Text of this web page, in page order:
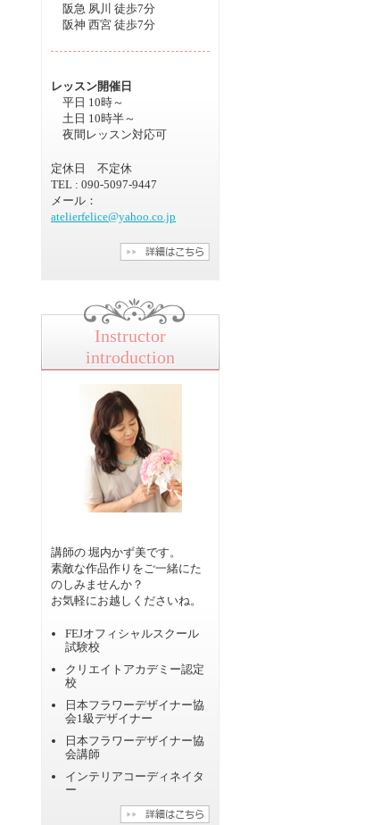
阪急 夙川 徒歩7分
阪神 西宮 徒歩7分
レッスン開催日
平日 10時～
土日 10時半～
夜間レッスン対応可
定休日 不定休
TEL : 090-5097-9447
メール：
atelierfelice@yahoo.co.jp
Instructor
introduction
講師の 堀内かず美です。
素敵な作品作りをご一緒にた
のしみませんか？
お気軽にお越しくださいね。
FEJオフィシャルスクール
試験校
クリエイトアカデミー認定
校
日本フラワーデザイナー協
会1級デザイナー
日本フラワーデザイナー協
会講師
インテリアコーディネイタ
ー